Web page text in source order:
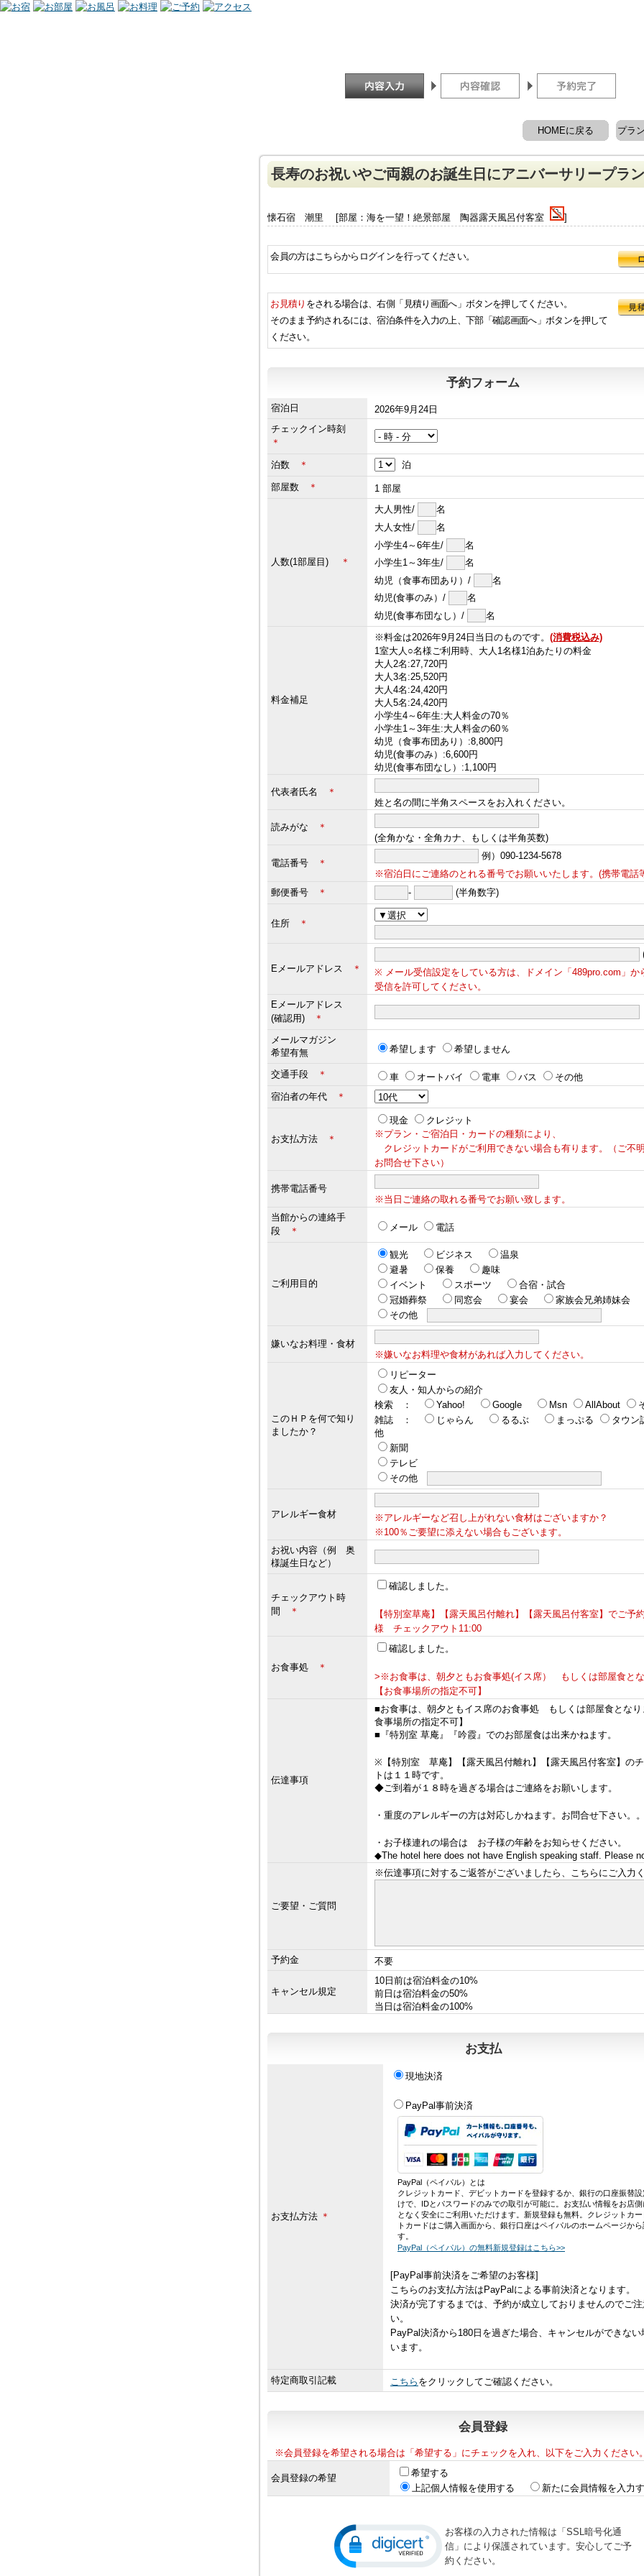
プラ
HOMEに戻る
長寿のお祝いやご両親のお誕生日にアニバーサリープラン
懐石宿 潮里 [部屋：海を一望！絶景部屋 陶器露天風呂付客室 ]
会員の方はこちらからログインを行ってください。
お見積り をされる場合は、右側「見積り画面へ」ボタンを押してください。
そのまま予約されるには、宿泊条件を入力の上、下部「確認画面へ」ボタンを押して
ください。
予約フォーム
宿泊日
2026年9月24日
チェックイン時刻
＊
泊数 ＊ 泊
部屋数 ＊ 1 部屋
人数(1部屋目) ＊
大人男性/
名
大人女性/
名
小学生4～6年生/
名
小学生1～3年生/
名
幼児（食事布団あり）/
名
幼児(食事のみ）/
名
幼児(食事布団なし）/
名
料金補足
※料金は2026年9月24日当日のものです。 (消費税込み)
1室大人○名様ご利用時、大人1名様1泊あたりの料金
大人2名:27,720円
大人3名:25,520円
大人4名:24,420円
大人5名:24,420円
小学生4～6年生:大人料金の70％
小学生1～3年生:大人料金の60％
幼児（食事布団あり）:8,800円
幼児(食事のみ）:6,600円
幼児(食事布団なし）:1,100円
代表者氏名
＊
姓と名の間に半角スペースをお入れください。
読みがな
＊
(全角かな・全角カナ、もしくは半角英数)
電話番号 ＊
例）090-1234-5678
※宿泊日にご連絡のとれる番号でお願いいたします。(携帯電話
郵便番号
＊ - (半角数字)
住所 ＊
Eメールアドレス ＊
※ メール受信設定をしている方は、ドメイン「489pro.com」か
受信を許可してください。
Eメールアドレス
(確認用)
＊
メールマガジン
希望有無
希望します 希望しません
交通手段 ＊ 車 オートバイ 電車 バス
その他
宿泊者の年代
＊
お支払方法 ＊
現金
クレジット
※プラン・ご宿泊日・カードの種類により、
クレジットカードがご利用できない場合も有ります。（ご不
お問合せ下さい）
携帯電話番号
※当日ご連絡の取れる番号でお願い致します。
当館からの連絡手
段
＊ メール 電話
ご利用目的
観光 ビジネス
温泉
避暑
保養
趣味
イベント
スポーツ
合宿・試合
冠婚葬祭
同窓会 宴会
家族会兄弟姉妹会
その他
嫌いなお料理・食材
※嫌いなお料理や食材があれば入力してください。
このＨＰを何で知り
ましたか？
リピーター
友人・知人からの紹介
検索 ：
Yahoo! Google Msn AllAbout
雑誌 ：
じゃらん るるぶ まっぷる タウン
他
新聞
テレビ
その他
アレルギー食材
※アレルギーなど召し上がれない食材はございますか？
※100％ご要望に添えない場合もございます。
お祝い内容（例 奥
様誕生日など）
チェックアウト時
間
＊
確認しました。
【特別室草庵】【露天風呂付離れ】【露天風呂付客室】でご予
様 チェックアウト11:00
お食事処 ＊
確認しました。
>※お食事は、朝夕ともお食事処(イス席） もしくは部屋食とな
【お食事場所の指定不可】
伝達事項
■お食事は、朝夕ともイス席のお食事処 もしくは部屋食となり
食事場所の指定不可】
■『特別室 草庵』『吟霞』でのお部屋食は出来かねます。
※【特別室 草庵】【露天風呂付離れ】【露天風呂付客室】のチ
トは１１時です。
◆ご到着が１８時を過ぎる場合はご連絡をお願いします。
・重度のアレルギーの方は対応しかねます。お問合せ下さい。。
・お子様連れの場合は お子様の年齢をお知らせください。
◆The hotel here does not have English speaking staff. Please
ご要望・ご質問
※伝達事項に対するご返答がございましたら、こちらにご入力く
予約金 不要
キャンセル規定
10日前は宿泊料金の10%
前日は宿泊料金の50%
当日は宿泊料金の100%
お支払
お支払方法 ＊
現地決済
PayPal事前決済
PayPal（ペイパル）とは
クレジットカード、デビットカードを登録するか、銀行の口座振替
けで、IDとパスワードのみでの取引が可能に。お支払い情報をお店側
となく安全にご利用いただけます。新規登録も無料。クレジットカー
トカードはご購入画面から、銀行口座はペイパルのホームページから
す。
PayPal（ペイパル）の無料新規登録はこちら>>
[PayPal事前決済をご希望のお客様]
こちらのお支払方法はPayPalによる事前決済となります。
決済が完了するまでは、予約が成立しておりませんのでご注
い。
PayPal決済から180日を過ぎた場合、キャンセルができない
います。
特定商取引記載 こちら をクリックしてご確認ください。
会員登録
※会員登録を希望される場合は「希望する」にチェックを入れ、以下をご入力ください。
会員登録の希望
希望する
上記個人情報を使用する
新たに会員情報を入力
お客様の入力された情報は「SSL暗号化通
信」により保護されています。安心してご予
約ください。